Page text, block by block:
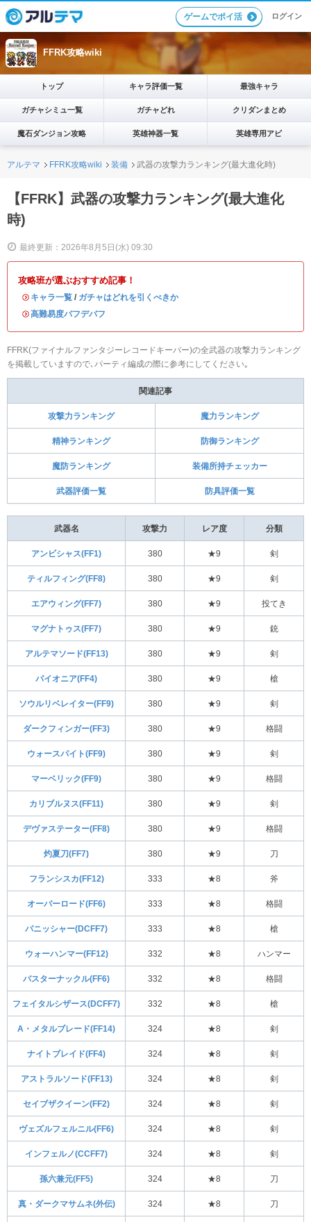
ゲームでポイ活 ログイン
FFRK攻略wiki
トップ キャラ評価一覧 最強キャラ
ガチャシミュ一覧 ガチャどれ クリダンまとめ
魔石ダンジョン攻略 英雄神器一覧 英雄専用アビ
アルテマ FFRK攻略wiki 装備 武器の攻撃力ランキング(最大進化時)
【FFRK】武器の攻撃力ランキング(最大進化
時)
最終更新：2026年8月5日(水) 09:30
攻略班が選ぶおすすめ記事！
・ キャラ一覧 / ガチャはどれを引くべきか
・高難易度バフデバフ
FFRK(ファイナルファンタジーレコードキーパー)の全武器の攻撃力ランキング
を掲載していますので､パーティ編成の際に参考にしてください｡
関連記事
攻撃力ランキング 魔力ランキング
精神ランキング 防御ランキング
魔防ランキング 装備所持チェッカー
武器評価一覧 防具評価一覧
武器名 攻撃力 レア度 分類
アンビシャス(FF1) 380 ★9 剣
ティルフィング(FF8) 380 ★9 剣
エアウィング(FF7) 380 ★9 投てき
マグナトゥス(FF7) 380 ★9 銃
アルテマソード(FF13) 380 ★9 剣
パイオニア(FF4) 380 ★9 槍
ソウルリベレイター(FF9) 380 ★9 剣
ダークフィンガー(FF3) 380 ★9 格闘
ウォースパイト(FF9) 380 ★9 剣
マーベリック(FF9) 380 ★9 格闘
カリブルヌス(FF11) 380 ★9 剣
デヴァステーター(FF8) 380 ★9 格闘
灼夏刀(FF7) 380 ★9 刀
フランシスカ(FF12) 333 ★8 斧
オーバーロード(FF6) 333 ★8 格闘
パニッシャー(DCFF7) 333 ★8 槍
ウォーハンマー(FF12) 332 ★8 ハンマー
バスターナックル(FF6) 332 ★8 格闘
フェイタルシザース(DCFF7) 332 ★8 槍
A・メタルブレード(FF14) 324 ★8 剣
ナイトブレイド(FF4) 324 ★8 剣
アストラルソード(FF13) 324 ★8 剣
セイブザクイーン(FF2) 324 ★8 剣
ヴェズルフェルニル(FF6) 324 ★8 剣
インフェルノ(CCFF7) 324 ★8 剣
孫六兼元(FF5) 324 ★8 刀
真・ダークマサムネ(外伝) 324 ★8 刀